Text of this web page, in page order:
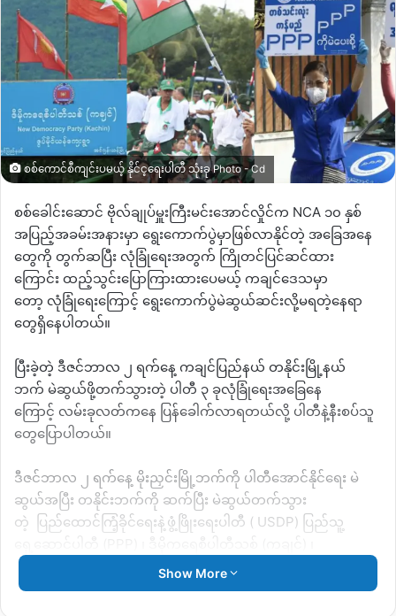
စစ်ကောင်စီကျင်းပမယ့် နိုင်င့ရေးပါတီ သုံးခု Photo - Cd
စစ်ခေါင်းဆောင် ဗိုလ်ချုပ်မှူးကြီးမင်းအောင်လှိုင်က NCA ၁၀ နှစ်
အပြည့်အခမ်းအနားမှာ ရွေးကောက်ပွဲမှာဖြစ်လာနိုင်တဲ့ အခြေအနေ
တွေကို တွက်ဆပြီး လုံခြုံရေးအတွက် ကြိုတင်ပြင်ဆင်ထား
ကြောင်း ထည့်သွင်းပြောကြားထားပေမယ့် ကချင်ဒေသမှာ
တော့ လုံခြုံရေးကြောင့် ရွေးကောက်ပွဲမဲဆွယ်ဆင်းလို့မရတဲ့နေရာ
တွေရှိနေပါတယ်။
ပြီးခဲ့တဲ့ ဒီဇင်ဘာလ ၂ ရက်နေ့ ကချင်ပြည်နယ် တနိုင်းမြို့နယ်
ဘက် မဲဆွယ်ဖို့တက်သွားတဲ့ ပါတီ ၃ ခုလုံခြုံရေးအခြေနေ
ကြောင့် လမ်းခုလတ်ကနေ ပြန်ခေါက်လာရတယ်လို့ ပါတီနဲ့နီးစပ်သူ
တွေပြောပါတယ်။
ဒီဇင်ဘာလ ၂ ရက်နေ့ မိုးညှင်းမြို့ဘက်ကို ပါတီအောင်နိုင်ရေး မဲ
ဆွယ်အပြီး တနိုင်းဘက်ကို ဆက်ပြီး မဲဆွယ်တက်သွား
တဲ့
ပြည်ထောင်ကြံ့ခိုင်ရေးနဲ့ဖွံ့ဖြိုးရေးပါတီ ( USDP) ပြည်သူ့
၃
ပြန်ခေါက်လာရတာဖြစ်တယ်လို့
ပါတီ
နဲ့နီးစပ်သူတစ်ဦး ခုလိုပြောပါတယ်။
Show More